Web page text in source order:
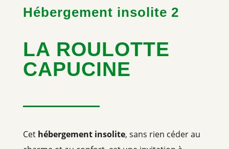
Hébergement insolite 2
LA ROULOTTE
CAPUCINE
Cet hébergement insolite, sans rien céder au